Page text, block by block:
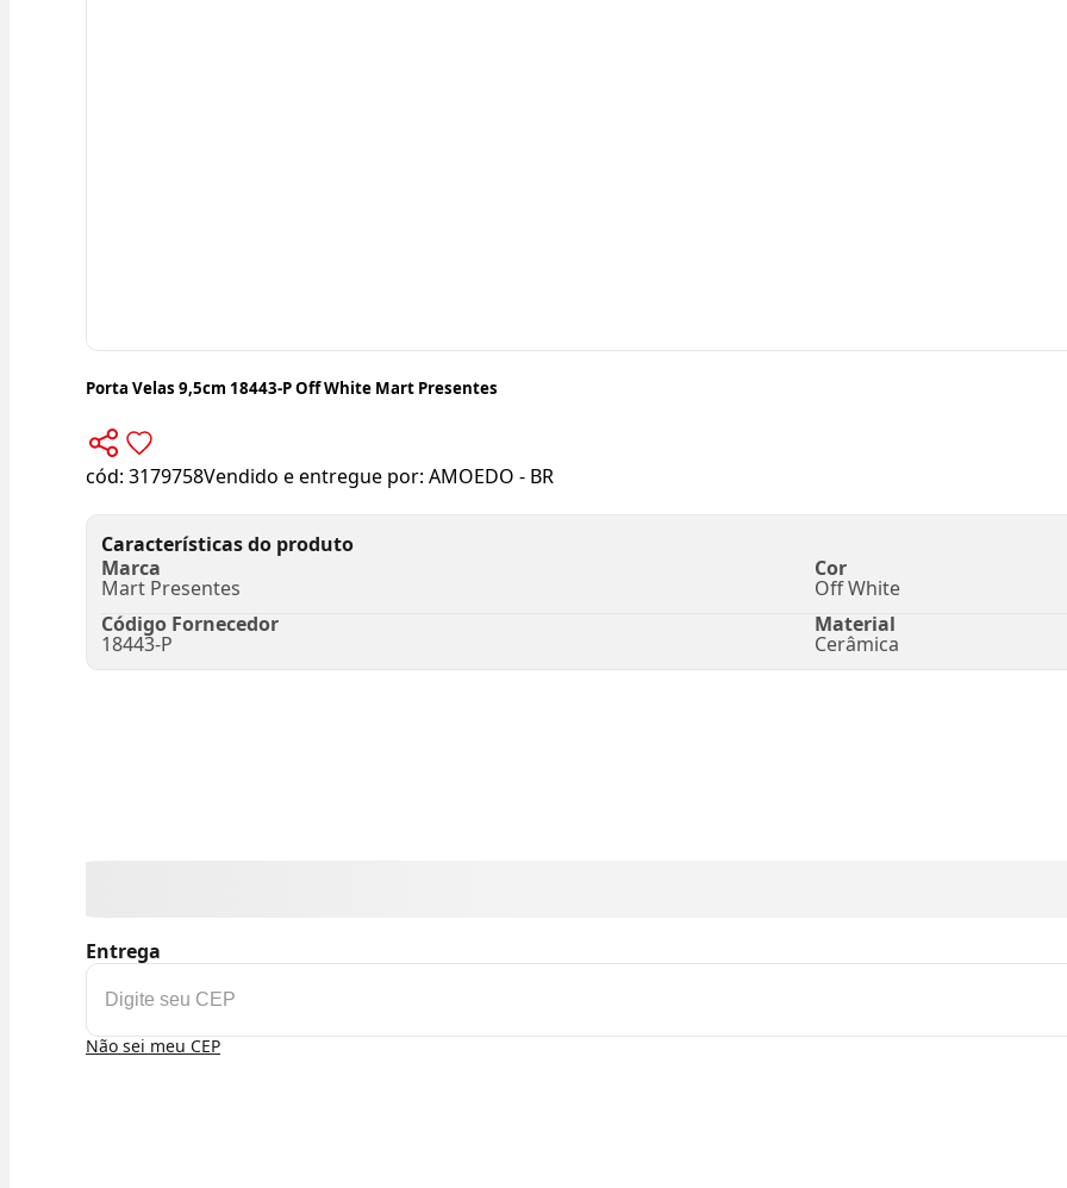
Porta Velas 9,5cm 18443-P Off White Mart Presentes
cód: 3179758Vendido e entregue por: AMOEDO - BR
Características do produto
Marca
Mart Presentes
Cor
Off White
Código Fornecedor
18443-P
Material
Cerâmica
Entrega
Não sei meu CEP